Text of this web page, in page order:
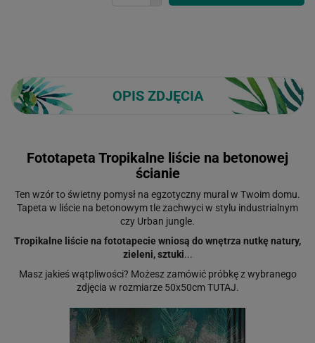
OPIS ZDJĘCIA
Fototapeta Tropikalne liście na betonowej
ścianie
Ten wzór to świetny pomysł na egzotyczny mural w Twoim domu.
Tapeta w liście na betonowym tle zachwyci w stylu industrialnym
czy Urban jungle.
Tropikalne liście na fototapecie wniosą do wnętrza nutkę natury,
zieleni, sztuki...
Masz jakieś wątpliwości? Możesz zamówić próbkę z wybranego
zdjęcia w rozmiarze 50x50cmTUTAJ.